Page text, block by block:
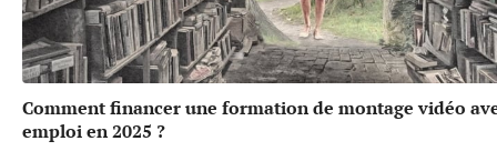
Comment financer une formation de montage vidéo
emploi en 2025 ?